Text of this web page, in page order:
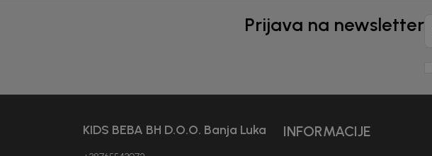
Prijava na newsletter
KIDS BEBA BH D.O.O. Banja Luka INFORMACIJE